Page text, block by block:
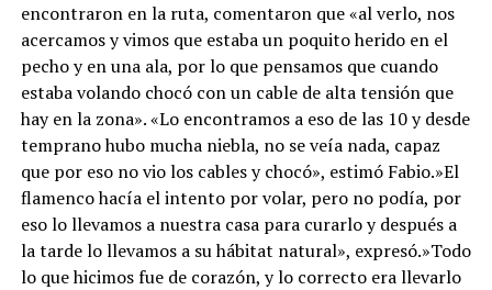
encontraron en la ruta, comentaron que «al verlo, nos
acercamos y vimos que estaba un poquito herido en el
pecho y en una ala, por lo que pensamos que cuando
estaba volando chocó con un cable de alta tensión que
hay en la zona». «Lo encontramos a eso de las 10 y desde
temprano hubo mucha niebla, no se veía nada, capaz
que por eso no vio los cables y chocó», estimó Fabio.»El
flamenco hacía el intento por volar, pero no podía, por
eso lo llevamos a nuestra casa para curarlo y después a
la tarde lo llevamos a su hábitat natural», expresó.»Todo
lo que hicimos fue de corazón, y lo correcto era llevarlo